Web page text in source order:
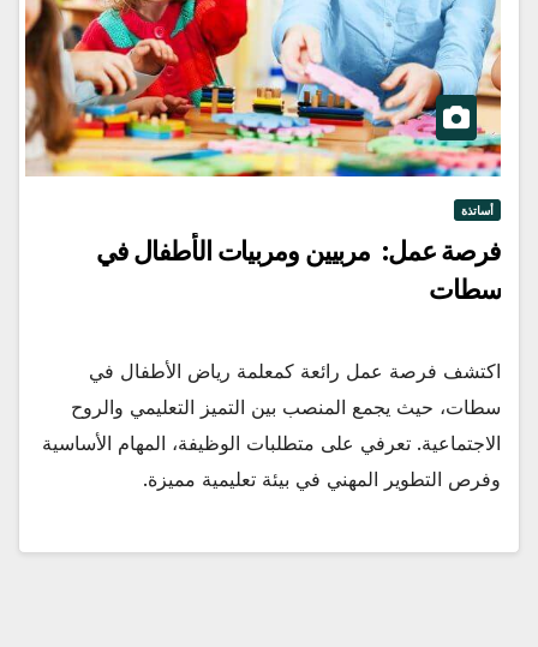
أساتذة
فرصة عمل: مربيين ومربيات الأطفال في
سطات
اكتشف فرصة عمل رائعة كمعلمة رياض الأطفال في
سطات، حيث يجمع المنصب بين التميز التعليمي والروح
الاجتماعية. تعرفي على متطلبات الوظيفة، المهام الأساسية
وفرص التطوير المهني في بيئة تعليمية مميزة.